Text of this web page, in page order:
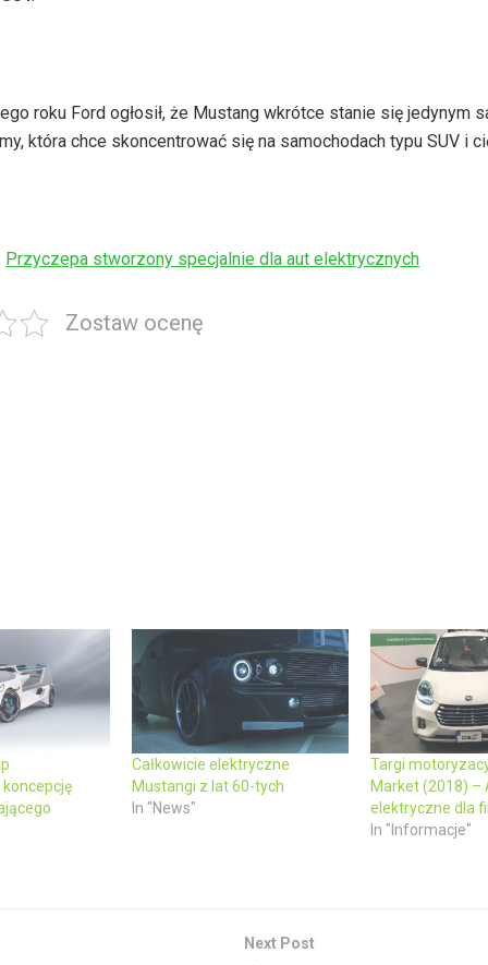
roku Ford ogłosił, że Mustang wkrótce stanie się jedynym
która chce skoncentrować się na samochodach typu SUV i
Przyczepa stworzony specjalnie dla aut elektrycznych
Zostaw ocenę
Całkowicie elektryczne
Mustangi z lat 60-tych
In "News"
Targi
Market (2018) –
elektryczne dla
In "Informacje"
Next Post